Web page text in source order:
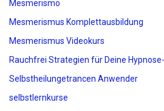
Mesmerismo
Mesmerismus Komplettausbildung
Mesmerismus Videokurs
Rauchfrei Strategien für Deine
Selbstheilungetrancen Anwender
selbstlernkurse